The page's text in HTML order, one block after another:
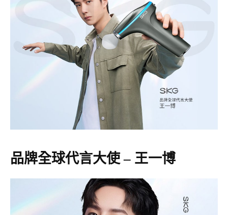
品牌全球代言大使 – 王一博